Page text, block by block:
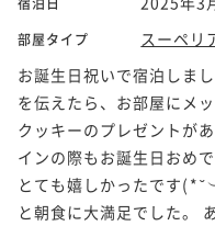
部屋タイプ
スーペ
お誕生日祝いで宿泊しま
を伝えたら、お部屋にメ
クッキーのプレゼント
インの際もお誕生日おめ
とても嬉しかったです
と朝食に大満足でした。